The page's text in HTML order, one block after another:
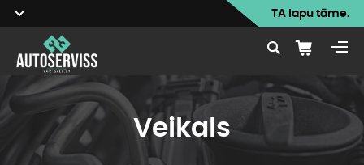
TA lapu tāme.
Veikals